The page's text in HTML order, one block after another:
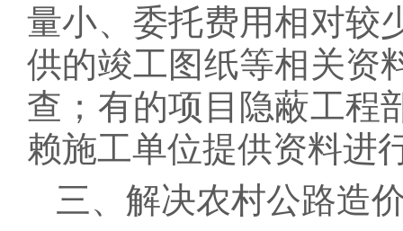
量小、委托费用相对较
供的竣工图纸等相关资
查；有的项目隐蔽工程
赖施工单位提供资料进
三、解决农村公路造